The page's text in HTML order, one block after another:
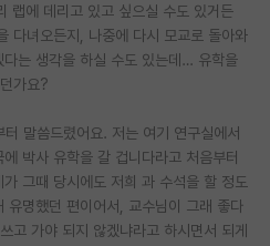
랩에 데리고 있고 싶으실 수도 있거든
다녀오든지, 나중에 다시 모교로 돌아와
는 생각을 하실 수도 있는데… 유학을
가요?
말씀드렸어요. 저는 여기 연구실에서
박사 유학을 갈 겁니다라고 처음부터
그때 당시에도 저희 과 수석을 할 정도
유명했던 편이어서, 교수님이 그래 좋다
고 가야 되지 않겠냐라고 하시면서 되게